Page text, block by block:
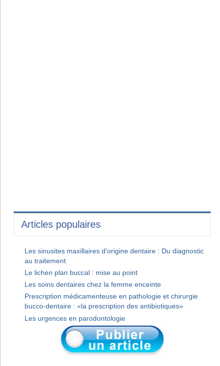
Articles populaires
Les sinusites maxillaires d'origine dentaire : Du diagnostic
au traitement
Le lichen plan buccal : mise au point
Les soins dentaires chez la femme enceinte
Prescription médicamenteuse en pathologie et chirurgie
bucco-dentaire : «la prescription des antibiotiques»
Les urgences en parodontologie